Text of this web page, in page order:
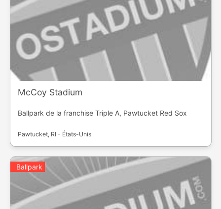
McCoy Stadium
Ballpark de la franchise Triple A, Pawtucket Red Sox
Pawtucket, RI - États-Unis
Ballpark